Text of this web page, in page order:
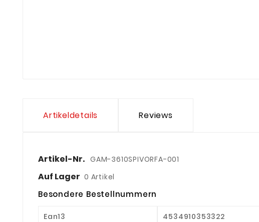
Artikeldetails Reviews
Artikel-Nr. GAM-3610SPIVORFA-001
Auf Lager 0 Artikel
Besondere Bestellnummern
Ean13 4534910353322